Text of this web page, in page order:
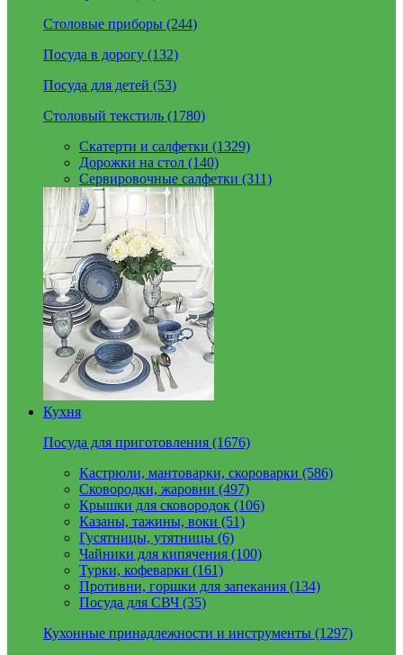
Столовые приборы (244)
Посуда в дорогу (132)
Посуда для детей (53)
Столовый текстиль (1780)
Скатерти и салфетки (1329)
Дорожки на стол (140)
Сервировочные салфетки (311)
Кухня
Посуда для приготовления (1676)
Кастрюли, мантоварки, скороварки (586)
Сковородки, жаровни (497)
Крышки для сковородок (106)
Казаны, тажины, воки (51)
Гусятницы, утятницы (6)
Чайники для кипячения (100)
Турки, кофеварки (161)
Противни, горшки для запекания (134)
Посуда для СВЧ (35)
Кухонные принадлежности и инструменты (1297)